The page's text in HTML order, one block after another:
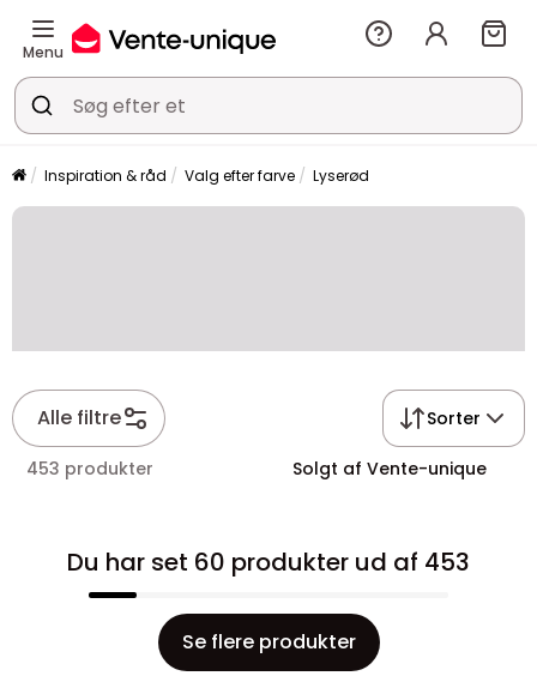
Menu
Inspiration & råd Valg efter farve Lyserød
Alle filtre Sorter
453 produkter Solgt af Vente-unique
Du har set 60 produkter ud af 453
Se flere produkter